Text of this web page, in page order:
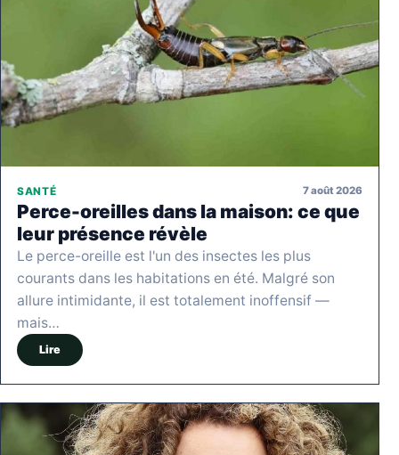
SANTÉ 7 août 2026
Perce-oreilles dans la maison: ce que
leur présence révèle
Le perce-oreille est l'un des insectes les plus
courants dans les habitations en été. Malgré son
allure intimidante, il est totalement inoffensif —
mais…
Lire